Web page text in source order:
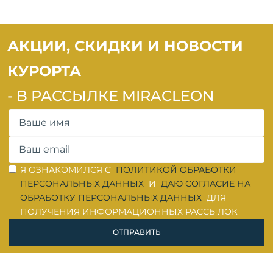
АКЦИИ, СКИДКИ И НОВОСТИ
КУРОРТА
- В РАССЫЛКЕ MIRACLEON
ОШИБКА ЗАПОЛНЕНИЯ
Я ОЗНАКОМИЛСЯ С ПОЛИТИКОЙ ОБРАБОТКИ
ПЕРСОНАЛЬНЫХ ДАННЫХ И
ДАЮ СОГЛАСИЕ НА
ОБРАБОТКУ ПЕРСОНАЛЬНЫХ ДАННЫХ ДЛЯ
ПОЛУЧЕНИЯ ИНФОРМАЦИОННЫХ РАССЫЛОК
ОТПРАВИТЬ